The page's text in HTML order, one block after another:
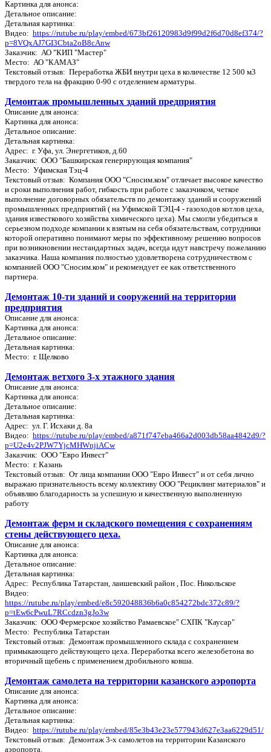
Картинка для анонса:
Детальное описание:
Детальная картинка:
Видео: https://rutube.ru/play/embed/673bf26120983d9f99d2f6d70d8ef374/?
p=8VQxAJ7GI3Cbta2oB8cAnw
Заказчик: АО "КИП "Мастер"
Место: АО "КАМАЗ"
Текстовый отзыв: Переработка ЖБИ внутри цеха в количестве 12 500 м3
твердого тела на фракцию 0-90 с отделением арматуры.
Демонтаж промышленных зданий предприятия
Описание для анонса:
Картинка для анонса:
Детальное описание:
Детальная картинка:
Адрес: г. Уфа, ул. Энергетиков, д.60
Заказчик: ООО "Башкирская генерирующая компания"
Место: Уфимская Тэц-4
Текстовый отзыв: Компания ООО "Сносим.ком" отличает высокое качество
и сроки выполнения работ, гибкость при работе с заказчиком, четкое
выполнение договорных обязательств по демонтажу зданий и сооружений
промышленных предприятий ( на Уфимской ТЭЦ-4 - газоходов котлов цеха,
здания известкового хозяйства химического цеха). Мы смогли убедиться в
серьезном подходе компании к взятым на себя обязательствам, сотрудники
которой оперативно понимают меры по эффективному решению вопросов
при возникновении нестандартных задач, всегда идут навстречу пожеланию
заказчика. Наша компания полностью удовлетворена сотрудничеством с
компанией ООО "Сносим.ком" и рекомендует ее как ответственного
партнера.
Демонтаж 10-ти зданий и сооружений на территории
предприятия
Описание для анонса:
Картинка для анонса:
Детальное описание:
Детальная картинка:
Место: г. Щелково
Демонтаж ветхого 3-х этажного здания
Описание для анонса:
Картинка для анонса:
Детальное описание:
Детальная картинка:
Адрес: ул. Г. Исхаки д. 8а
Видео: https://rutube.ru/play/embed/a871f747eba466a2d003db58aa4842d9/?
p=U2e4v2PJW7YjcMHWnjiACw
Заказчик: ООО "Евро Инвест"
Место: г. Казань
Текстовый отзыв: От лица компании ООО "Евро Инвест" и от себя лично
выражаю признательность всему коллективу ООО "Рециклинг материалов" и
объявляю благодарность за успешную и качественную выполненную
работу
Демонтаж ферм и складского помещения с сохранениям
стены действующего цеха.
Описание для анонса:
Картинка для анонса:
Детальное описание:
Детальная картинка:
Адрес: Республика Татарстан, лаишевский район , Пос. Никольское
Видео:
https://rutube.ru/play/embed/e8c592048836b6a0c854272bdc372c89/?
p=tEw6cPwuL7RCcdzn3gJo3w
Заказчик: ООО Фермерское хозяйство Рамаевское" СХПК "Каусар"
Место: Республика Татарстан
Текстовый отзыв: Демонтаж промышленного склада с сохранением
примыкающего действующего цеха. Переработка всего железобетона во
вторичный щебень с применением дробильного ковша.
Демонтаж самолета на территории казанского аэропорта
Описание для анонса:
Картинка для анонса:
Детальное описание:
Детальная картинка:
Видео: https://rutube.ru/play/embed/85e3b43e23e577943d627e3aa6229d51/
Текстовый отзыв: Демонтаж 3-х самолетов на территории Казанского
аэропорта.